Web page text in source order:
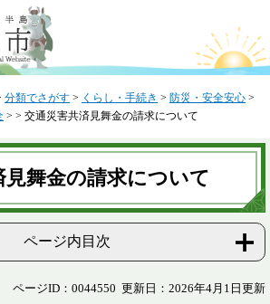
分類でさがす > くらし・手続き > 防災・安全安心 >
> > 交通災害共済見舞金の請求について
見舞金の請求について
ページ内目次
ページID：0044550 更新日：2026年4月1日更新